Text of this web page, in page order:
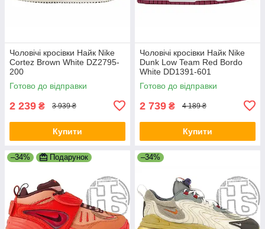
Чоловічі кросівки Найк Nike
Cortez Brown White DZ2795-
200
Готово до відправки
2 239 ₴ 3 939 ₴
Купити
Чоловічі кросівки Найк Nike
Dunk Low Team Red Bordo
White DD1391-601
Готово до відправки
2 739 ₴ 4 189 ₴
Купити
–34% Подарунок –34%